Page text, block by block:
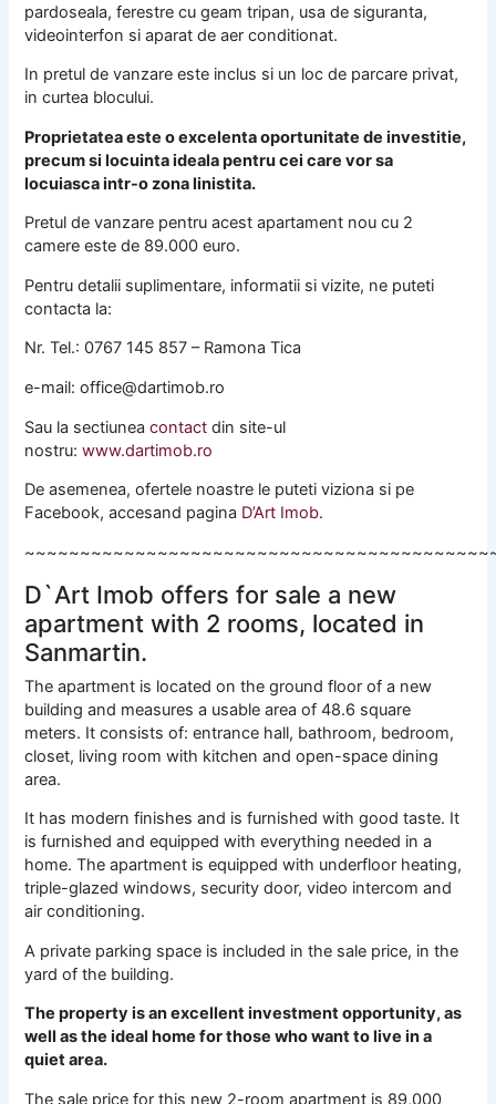
pardoseala, ferestre cu geam tripan, usa de siguranta,
videointerfon si aparat de aer conditionat.
In pretul de vanzare este inclus si un loc de parcare privat,
in curtea blocului.
Proprietatea este o excelenta oportunitate de investitie,
precum si locuinta ideala pentru cei care vor sa
locuiasca intr-o zona linistita.
Pretul de vanzare pentru acest apartament nou cu 2
camere este de 89.000 euro.
Pentru detalii suplimentare, informatii si vizite, ne puteti
contacta la:
Nr. Tel.: 0767 145 857 – Ramona Tica
e-mail: office@dartimob.ro
Sau la sectiuneacontact din site-ul
nostru:www.dartimob.ro
De asemenea, ofertele noastre le puteti viziona si pe
Facebook, accesand pagina D’Art Imob.
D`Art Imob offers for sale a new
apartment with 2 rooms, located in
Sanmartin.
The apartment is located on the ground floor of a new
building and measures a usable area of ​​48.6 square
meters. It consists of: entrance hall, bathroom, bedroom,
closet, living room with kitchen and open-space dining
area.
It has modern finishes and is furnished with good taste. It
is furnished and equipped with everything needed in a
home. The apartment is equipped with underfloor heating,
triple-glazed windows, security door, video intercom and
air conditioning.
A private parking space is included in the sale price, in the
yard of the building.
The property is an excellent investment opportunity, as
well as the ideal home for those who want to live in a
quiet area.
The sale price for this new 2-room apartment is 89,000